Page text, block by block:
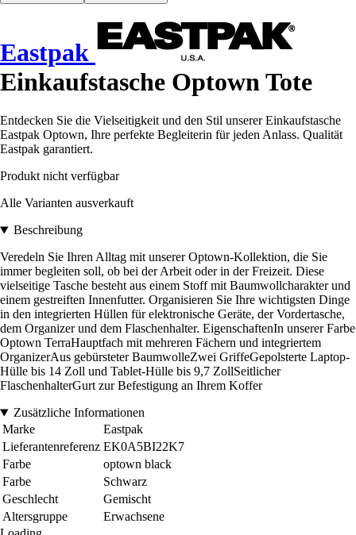
Eastpak
Einkaufstasche Optown Tote
Entdecken Sie die Vielseitigkeit und den Stil unserer Einkaufstasche
Eastpak Optown, Ihre perfekte Begleiterin für jeden Anlass. Qualität
Eastpak garantiert.
Produkt nicht verfügbar
Alle Varianten ausverkauft
Beschreibung
Veredeln Sie Ihren Alltag mit unserer Optown-Kollektion, die Sie
immer begleiten soll, ob bei der Arbeit oder in der Freizeit. Diese
vielseitige Tasche besteht aus einem Stoff mit Baumwollcharakter und
einem gestreiften Innenfutter. Organisieren Sie Ihre wichtigsten Dinge
in den integrierten Hüllen für elektronische Geräte, der Vordertasche,
dem Organizer und dem Flaschenhalter. EigenschaftenIn unserer Farbe
Optown TerraHauptfach mit mehreren Fächern und integriertem
OrganizerAus gebürsteter BaumwolleZwei GriffeGepolsterte Laptop-
Hülle bis 14 Zoll und Tablet-Hülle bis 9,7 ZollSeitlicher
FlaschenhalterGurt zur Befestigung an Ihrem Koffer
Zusätzliche Informationen
Marke
Eastpak
Lieferantenreferenz EK0A5BI22K7
Farbe
optown black
Farbe
Schwarz
Geschlecht
Gemischt
Altersgruppe
Erwachsene